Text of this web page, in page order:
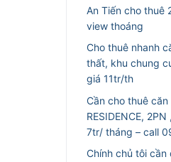
An Tiến cho thuê
view thoáng
Cho thuê nhanh
thất, khu chung
giá 11tr/th
Cần cho thuê căn
RESIDENCE,
7tr/ tháng – call
Chính chủ tôi cần